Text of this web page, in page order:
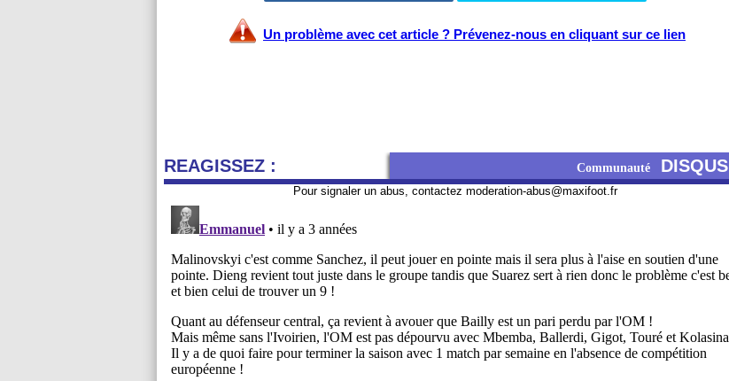
Un problème avec cet article ? Prévenez-nous en cliquant sur ce lien
REAGISSEZ : Communauté DISQUS
Pour signaler un abus, contactez moderation-abus@maxifoot.fr